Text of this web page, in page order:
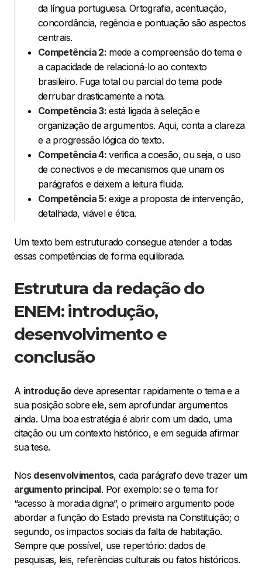
da língua portuguesa. Ortografia, acentuação,
concordância, regência e pontuação são aspectos
centrais.
Competência 2: mede a compreensão do tema e
a capacidade de relacioná-lo ao contexto
brasileiro. Fuga total ou parcial do tema pode
derrubar drasticamente a nota.
Competência 3: está ligada à seleção e
organização de argumentos. Aqui, conta a clareza
e a progressão lógica do texto.
Competência 4: verifica a coesão, ou seja, o uso
de conectivos e de mecanismos que unam os
parágrafos e deixem a leitura fluida.
Competência 5: exige a proposta de intervenção,
detalhada, viável e ética.
Um texto bem estruturado consegue atender a todas
essas competências de forma equilibrada.
Estrutura da redação do
ENEM: introdução,
desenvolvimento e
conclusão
A introduçãodeve apresentar rapidamente o tema e a
sua posição sobre ele, sem aprofundar argumentos
ainda. Uma boa estratégia é abrir com um dado, uma
citação ou um contexto histórico, e em seguida afirmar
sua tese.
Nos desenvolvimentos, cada parágrafo deve trazer um
argumento principal. Por exemplo: se o tema for
“acesso à moradia digna”, o primeiro argumento pode
abordar a função do Estado prevista na Constituição; o
segundo, os impactos sociais da falta de habitação.
Sempre que possível, use repertório: dados de
pesquisas, leis, referências culturais ou fatos históricos.